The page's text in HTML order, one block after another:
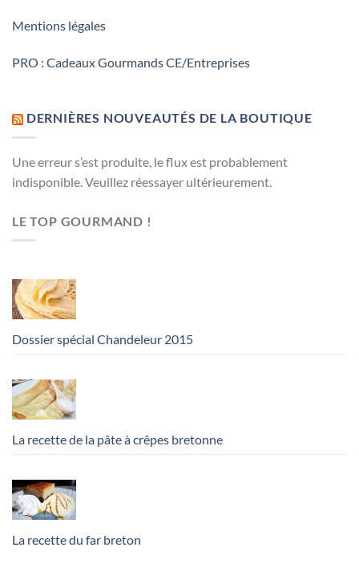
Mentions légales
PRO : Cadeaux Gourmands CE/Entreprises
DERNIÈRES NOUVEAUTÉS DE LA BOUTIQUE
Une erreur s’est produite, le flux est probablement
indisponible. Veuillez réessayer ultérieurement.
LE TOP GOURMAND !
Dossier spécial Chandeleur 2015
La recette de la pâte à crêpes bretonne
La recette du far breton